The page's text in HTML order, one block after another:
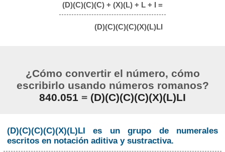
(D)(C)(C)(C) + (X)(L) + L + I =
(D)(C)(C)(C)(X)(L)LI
¿Cómo convertir el número, cómo
escribirlo usando números romanos?
840.051 = (D)(C)(C)(C)(X)(L)LI
(D)(C)(C)(C)(X)(L)LI es un grupo de numerales
escritos en notación aditiva y sustractiva.